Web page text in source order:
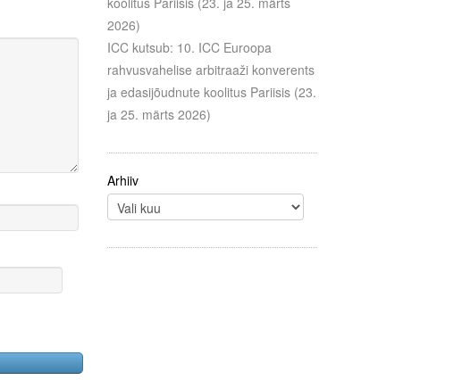
2026)
ICC kutsub: 10. ICC Euroopa
rahvusvahelise arbitraaži konverents
ja edasijõudnute koolitus Pariisis (23.
ja 25. märts 2026)
Arhiiv